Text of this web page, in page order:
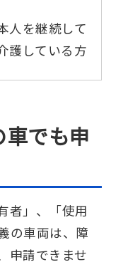
人を継続して
護している方
車でも申
者」、「使用
の車両は、障
申請できませ